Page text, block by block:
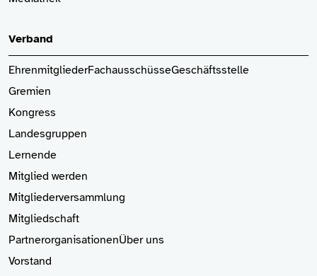
Verband
EhrenmitgliederFachausschüsseGeschäftsstelle
Gremien
Kongress
Landesgruppen
Lernende
Mitglied werden
Mitgliederversammlung
Mitgliedschaft
PartnerorganisationenÜber uns
Vorstand